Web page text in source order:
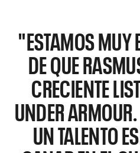
"ESTAMOS MUY
DE QUE
CRECIENTE
UNDER
UN TALENTO